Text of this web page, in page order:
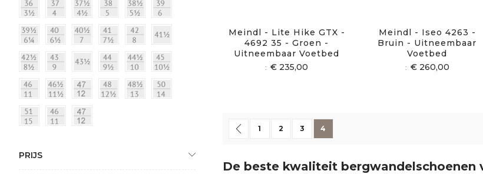
Meindl - Lite Hike GTX -
4692 35 - Groen -
Uitneembaar Voetbed
€ 235,00
Meindl - Iseo 4263 -
Bruin - Uitneembaar
Voetbed
€ 260,00
Pagina
Pagina
Vorige
Pagina
1 Pagina
2 Pagina
3 U lees momenteel pagina
4
De beste kwaliteit bergwandelschoenen
PRIJS